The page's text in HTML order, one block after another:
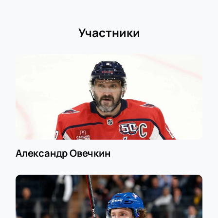
Участники
Александр Овечкин